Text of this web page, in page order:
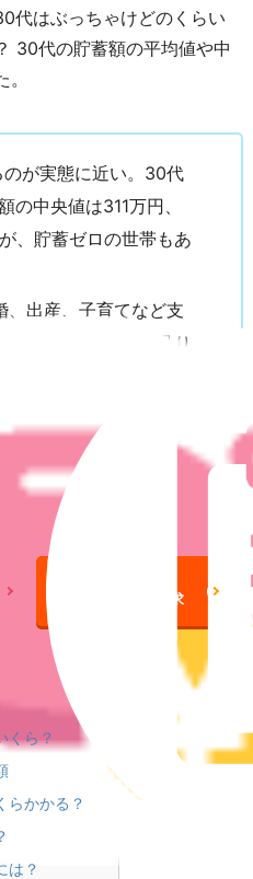
代はぶっちゃけどのくらい
30代の貯蓄額の平均値や中
が実態に近い。30代
の中央値は311万円、
、貯蓄ゼロの世帯もあ
出産、子育てなど支
貯金100万円では足り
は毎月の収支を見直
い、余裕資金で積立保
る。
一括資料請求
くら？
らかかる？
は？